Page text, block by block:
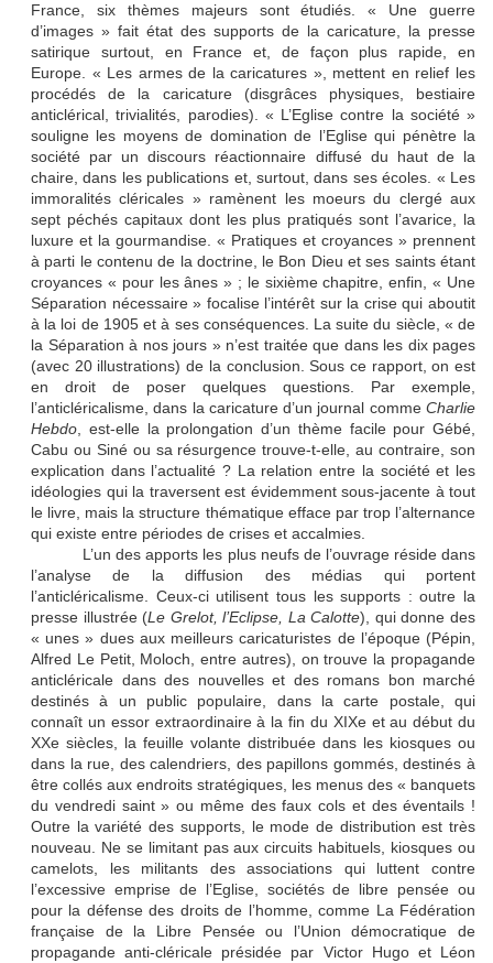
France, six thèmes majeurs sont étudiés. « Une guerre
d’images » fait état des supports de la caricature, la presse
satirique surtout, en France et, de façon plus rapide, en
Europe. « Les armes de la caricatures », mettent en relief les
procédés de la caricature (disgrâces physiques, bestiaire
anticlérical, trivialités, parodies). « L’Eglise contre la société »
souligne les moyens de domination de l’Eglise qui pénètre la
société par un discours réactionnaire diffusé du haut de la
chaire, dans les publications et, surtout, dans ses écoles. « Les
immoralités cléricales » ramènent les moeurs du clergé aux
sept péchés capitaux dont les plus pratiqués sont l’avarice, la
luxure et la gourmandise. « Pratiques et croyances » prennent
à parti le contenu de la doctrine, le Bon Dieu et ses saints étant
croyances « pour les ânes » ; le sixième chapitre, enfin, « Une
Séparation nécessaire » focalise l’intérêt sur la crise qui aboutit
à la loi de 1905 et à ses conséquences. La suite du siècle, « de
la Séparation à nos jours » n’est traitée que dans les dix pages
(avec 20 illustrations) de la conclusion. Sous ce rapport, on est
en droit de poser quelques questions. Par exemple,
l’anticléricalisme, dans la caricature d’un journal comme Charlie
Hebdo , est-elle la prolongation d’un thème facile pour Gébé,
Cabu ou Siné ou sa résurgence trouve-t-elle, au contraire, son
explication dans l’actualité ? La relation entre la société et les
idéologies qui la traversent est évidemment sous-jacente à tout
le livre, mais la structure thématique efface par trop l’alternance
qui existe entre périodes de crises et accalmies.
L’un des apports les plus neufs de l’ouvrage réside dans
l’analyse de la diffusion des médias qui portent
l’anticléricalisme. Ceux-ci utilisent tous les supports : outre la
presse illustrée (Le Grelot, l’Eclipse, La Calotte), qui donne des
« unes » dues aux meilleurs caricaturistes de l’époque (Pépin,
Alfred Le Petit, Moloch, entre autres), on trouve la propagande
anticléricale dans des nouvelles et des romans bon marché
destinés à un public populaire, dans la carte postale, qui
connaît un essor extraordinaire à la fin du XIXe et au début du
XXe siècles, la feuille volante distribuée dans les kiosques ou
dans la rue, des calendriers, des papillons gommés, destinés à
être collés aux endroits stratégiques, les menus des « banquets
du vendredi saint » ou même des faux cols et des éventails !
Outre la variété des supports, le mode de distribution est très
nouveau. Ne se limitant pas aux circuits habituels, kiosques ou
camelots, les militants des associations qui luttent contre
l’excessive emprise de l’Eglise, sociétésde libre pensée ou
pour la défense des droits de l’homme, comme La Fédération
française de la Libre Pensée
ou l’Union démocratique de
propagande anti-cléricale présidée par Victor Hugo et Léon